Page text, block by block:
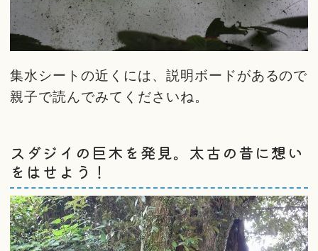
集水シートの近くには、説明ボードがあるので
親子で読んでみてくださいね。
スダジイの巨木を発見。太古の昔に想い
をはせよう！